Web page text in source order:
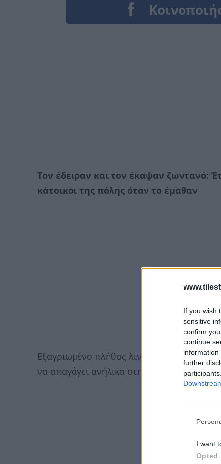
If you wish
sensitive
confirm
continue
information
further
I want
Opted
Τον έδειραν και τον έκαψαν ζωντανό:
κάτοικοι της πόλης όταν το έμαθαν
Εξαγριωμένο πλήθος λιντσάρισε μέχρι
να απαγάγει ανήλικα στην πολιτεία